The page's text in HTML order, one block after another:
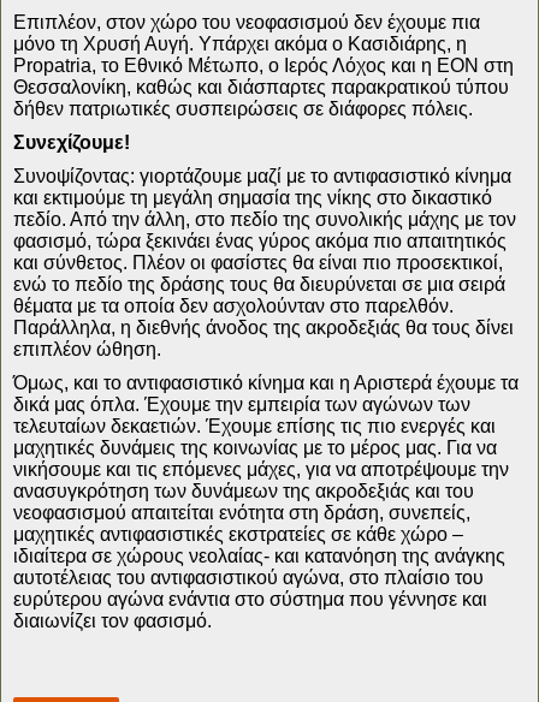
Επιπλέον, στον χώρο του νεοφασισμού δεν έχουμε πια
μόνο τη Χρυσή Αυγή. Υπάρχει ακόμα ο Κασιδιάρης, η
Propatria, το Εθνικό Μέτωπο, ο Ιερός Λόχος και η ΕΟΝ στη
Θεσσαλονίκη, καθώς και διάσπαρτες παρακρατικού τύπου
δήθεν πατριωτικές συσπειρώσεις σε διάφορες πόλεις.
Συνεχίζουμε!
Συνοψίζοντας: γιορτάζουμε μαζί με το αντιφασιστικό κίνημα
και εκτιμούμε τη μεγάλη σημασία της νίκης στο δικαστικό
πεδίο. Από την άλλη, στο πεδίο της συνολικής μάχης με τον
φασισμό, τώρα ξεκινάει ένας γύρος ακόμα πιο απαιτητικός
και σύνθετος. Πλέον οι φασίστες θα είναι πιο προσεκτικοί,
ενώ το πεδίο της δράσης τους θα διευρύνεται σε μια σειρά
θέματα με τα οποία δεν ασχολούνταν στο παρελθόν.
Παράλληλα, η διεθνής άνοδος της ακροδεξιάς θα τους δίνει
επιπλέον ώθηση.
Όμως, και το αντιφασιστικό κίνημα και η Αριστερά έχουμε τα
δικά μας όπλα. Έχουμε την εμπειρία των αγώνων των
τελευταίων δεκαετιών. Έχουμε επίσης τις πιο ενεργές και
μαχητικές δυνάμεις της κοινωνίας με το μέρος μας. Για να
νικήσουμε και τις επόμενες μάχες, για να αποτρέψουμε την
ανασυγκρότηση των δυνάμεων της ακροδεξιάς και του
νεοφασισμού απαιτείται ενότητα στη δράση, συνεπείς,
μαχητικές αντιφασιστικές εκστρατείες σε κάθε χώρο –
ιδιαίτερα σε χώρους νεολαίας- και κατανόηση της ανάγκης
αυτοτέλειας του αντιφασιστικού αγώνα, στο πλαίσιο του
ευρύτερου αγώνα ενάντια στο σύστημα που γέννησε και
διαιωνίζει τον φασισμό.